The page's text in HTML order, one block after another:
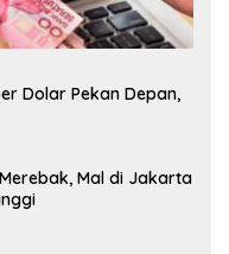
Dolar Pekan Depan,
Mal di Jakarta